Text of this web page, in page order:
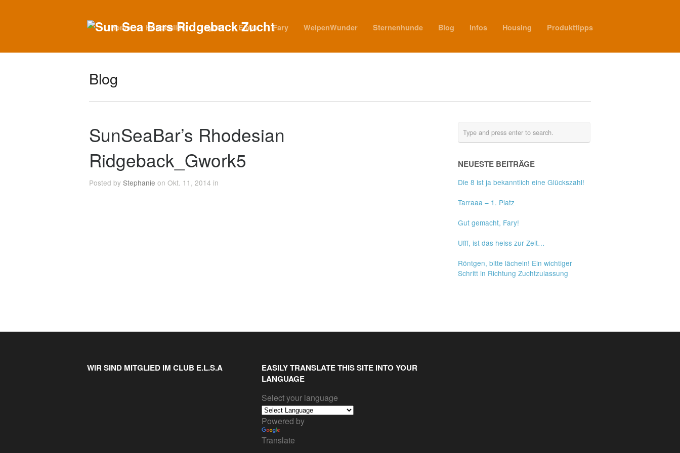
Home Hundebilder Ayoki Elaya Fary WelpenWunder Sternenhunde Blog Infos Housing Produkttipps
Blog
SunSeaBar’s Rhodesian
Ridgeback_Gwork5
Posted by Stephanie on Okt. 11, 2014 in
NEUESTE BEITRÄGE
Die 8 ist ja bekanntlich eine Glückszahl!
Tarraaa – 1. Platz
Gut gemacht, Fary!
Ufff, ist das heiss zur Zeit…
Röntgen, bitte lächeln! Ein wichtiger
Schritt in Richtung Zuchtzulassung
WIR SIND MITGLIED IM CLUB E.L.S.A
EASILY TRANSLATE THIS SITE INTO YOUR
LANGUAGE
Select your language
Powered by
Translate